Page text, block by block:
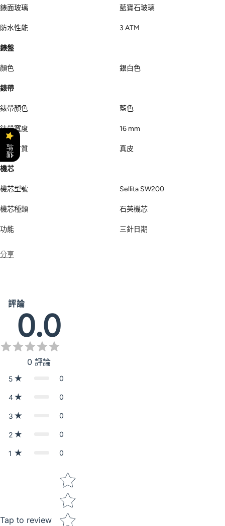
錶面玻璃 藍寶石玻璃
防水性能 3 ATM
錶盤
顏色 銀白色
錶帶
錶帶顏色 藍色
錶帶寬度 16 mm
錶帶材質 真皮
機芯
機芯型號 Sellita SW200
機芯種類 石英機芯
功能 三針日期
分享
評論
0.0
0 評論
5 0
4 0
3 0
2 0
1 0
Tap to review
Star rating
評論